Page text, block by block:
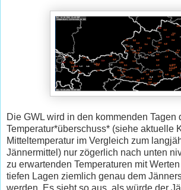
Die GWL wird in den kommenden Tagen
Temperatur*überschuss* (siehe aktuelle
Mitteltemperatur im Vergleich zum
Jännermittel) nur zögerlich nach unten
zu erwartenden Temperaturen mit
tiefen Lagen ziemlich genau dem
werden. Es sieht so aus, als würde der